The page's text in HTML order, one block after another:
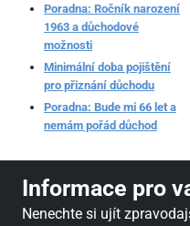
Poradna: Ročník narození
1963 a důchodové
možnosti
Minimální doba pojištění
pro přiznání důchodu
Poradna: Bude mi 66 let a
nemám pořád důchod
Informace pro
Nenechte si ujít